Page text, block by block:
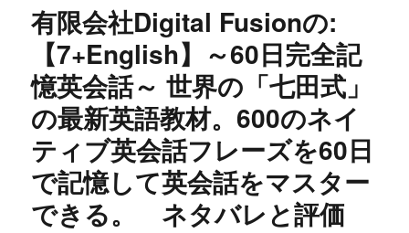
有限会社Digital Fusionの:
【7+English】～60日完全記
憶英会話～ 世界の「七田式」
の最新英語教材。600のネイ
ティブ英会話フレーズを60日
で記憶して英会話をマスター
できる。 ネタバレと評価